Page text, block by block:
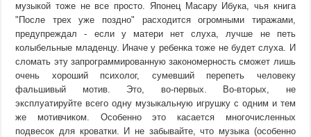
музыкой тоже не все просто. Японец Масару Ибука, чья книга
"После трех уже поздно" расходится огромными тиражами,
предупреждал - если у матери нет слуха, лучше не петь
колыбельные младенцу. Иначе у ребенка тоже не будет слуха. И
сломать эту запрограммированную закономерность сможет лишь
очень хороший психолог, сумевший перепеть человеку
фальшивый мотив. Это, во-первых. Во-вторых, не
эксплуатируйте всего одну музыкальную игрушку с одним и тем
же мотивчиком. Особенно это касается многочисленных
подвесок для кроватки. И не забывайте, что музыка (особенно